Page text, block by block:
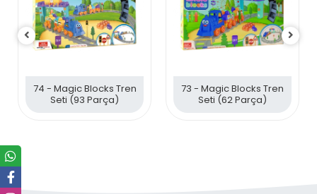
74 - Magic Blocks Tren
Seti (93 Parça)
73 - Magic Blocks Tren
Seti (62 Parça)